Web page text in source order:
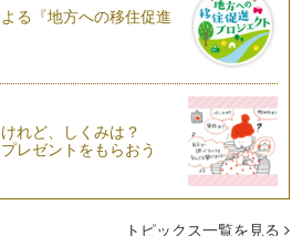
イン
い赤ちゃんたちにとって、クリスマス
と愛らしいベビーサイン
らぺこあおむし」のエリック・カー
デビューし…
ベビーサイン
本は「イメージと想像の絵本」と言え
る『地方への移住促進
れど、しくみは？
レゼントをもらおう
トピックス一覧を見る